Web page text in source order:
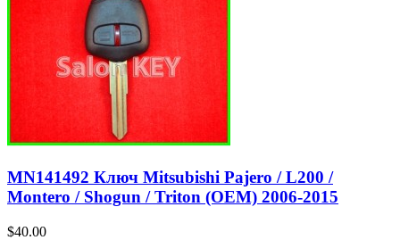
MN141492 Ключ Mitsubishi Pajero / L200 /
Montero / Shogun / Triton (OEM) 2006-2015
$40.00